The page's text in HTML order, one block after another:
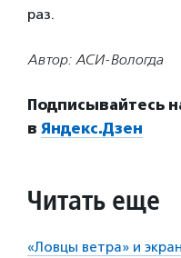
раз.
Автор: АСИ-Вологда
Подписывайтесь
в Яндекс.Дзен
Читать еще
«Ловцы ветра» и